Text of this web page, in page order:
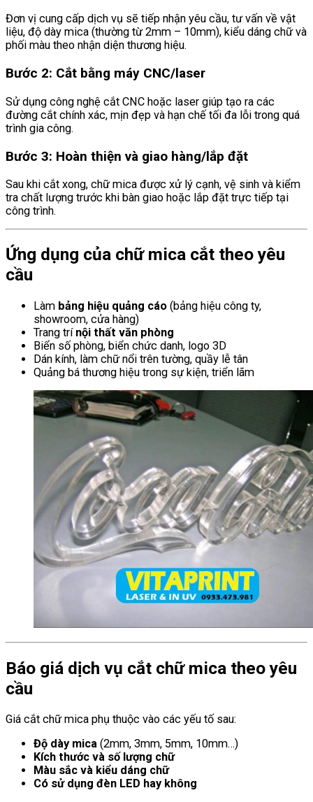
Đơn vị cung cấp dịch vụ sẽ tiếp nhận yêu cầu, tư vấn về vật
liệu, độ dày mica (thường từ 2mm – 10mm), kiểu dáng chữ và
phối màu theo nhận diện thương hiệu.
Bước 2: Cắt bằng máy CNC/laser
Sử dụng công nghệ cắt CNC hoặc laser giúp tạo ra các
đường cắt chính xác, mịn đẹp và hạn chế tối đa lỗi trong quá
trình gia công.
Bước 3: Hoàn thiện và giao hàng/lắp đặt
Sau khi cắt xong, chữ mica được xử lý cạnh, vệ sinh và kiểm
tra chất lượng trước khi bàn giao hoặc lắp đặt trực tiếp tại
công trình.
Ứng dụng của chữ mica cắt theo yêu
cầu
Làm bảng hiệu quảng cáo (bảng hiệu công ty,
showroom, cửa hàng)
Trang trí nội thất văn phòng
Biển số phòng, biển chức danh, logo 3D
Dán kính, làm chữ nổi trên tường, quầy lễ tân
Quảng bá thương hiệu trong sự kiện, triển lãm
Báo giá dịch vụ cắt chữ mica theo yêu
cầu
Giá cắt chữ mica phụ thuộc vào các yếu tố sau:
Độ dày mica (2mm, 3mm, 5mm, 10mm…)
Kích thước và số lượng chữ
Màu sắc và kiểu dáng chữ
Có sử dụng đèn LED hay không